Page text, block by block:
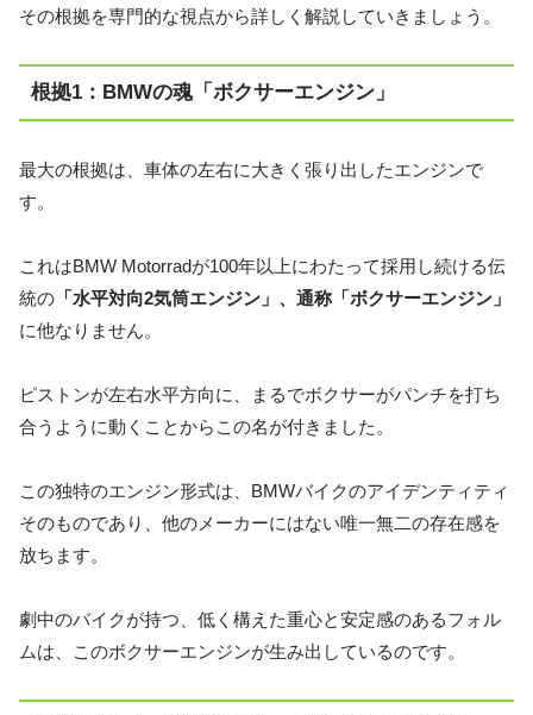
その根拠を専門的な視点から詳しく解説していきましょう。
根拠1：BMWの魂「ボクサーエンジン」
最大の根拠は、車体の左右に大きく張り出したエンジンで
す。
これはBMW Motorradが100年以上にわたって採用し続ける伝
統の 「水平対向2気筒エンジン」、通称「ボクサーエンジン」
に他なりません。
ピストンが左右水平方向に、まるでボクサーがパンチを打ち
合うように動くことからこの名が付きました。
この独特のエンジン形式は、BMWバイクのアイデンティティ
そのものであり、他のメーカーにはない唯一無二の存在感を
放ちます。
劇中のバイクが持つ、低く構えた重心と安定感のあるフォル
ムは、このボクサーエンジンが生み出しているのです。